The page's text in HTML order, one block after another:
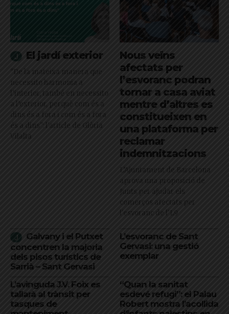
El jardí exterior
"De la mateixa manera que
necessito harmonia a
l’interior, també en necessito
a l’exterior, perquè com és a
dins és a fora i com és a fora
és a dins": l'article de Glòria
Vilalta
Nous veïns
afectats per
l’esvoranc podran
tornar a casa aviat
mentre d’altres es
constitueixen en
una plataforma per
reclamar
indemnitzacions
L’Ajuntament de Barcelona
aprova una proposició de
Junts per ajudar els
comerços afectats per
l'esvoranc de l'L9
Galvany i el Putxet
concentren la majoria
dels pisos turístics de
Sarrià – Sant Gervasi
L’esvoranc de Sant
Gervasi: una gestió
exemplar
L’avinguda J.V. Foix es
tallarà al trànsit per
tasques de
“Quan la sanitat
esdevé refugi”: el Palau
Robert mostra l’acollida